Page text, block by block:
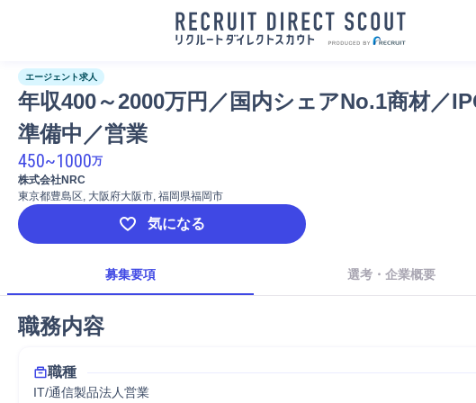
エージェント求人
年収400～2000万円／国内シェアNo.1商材／
準備中／営業
450~1000万
株式会社NRC
東京都豊島区, 大阪府大阪市, 福岡県福岡市
気になる
募集要項 選考・企業概要
職務内容
職種
IT/通信製品法人営業